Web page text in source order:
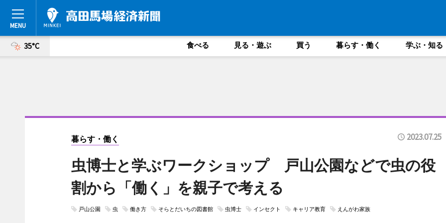
35°C 食べる 見る・遊ぶ 買う 暮らす・働く 学ぶ・知る
暮らす・働く 2023.07.25
虫博士と学ぶワークショップ 戸山公園などで虫の役
割から「働く」を親子で考える
戸山公園 虫 働き方 そらとだいちの図書館 虫博士 インセクト キャリア教育 えんがわ家族